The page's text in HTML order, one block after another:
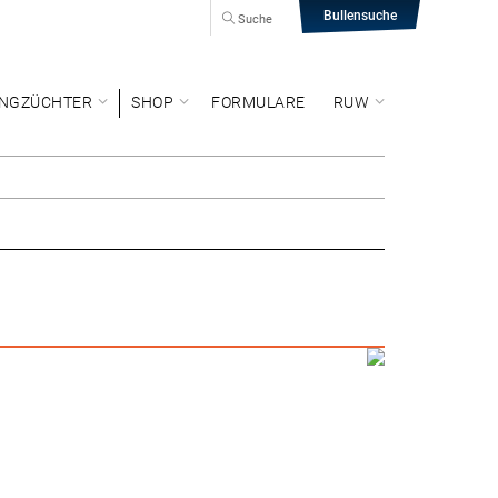
Bullensuche
Suche
SHOP FORMULARE RUW